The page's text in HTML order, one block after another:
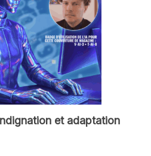
et adaptation